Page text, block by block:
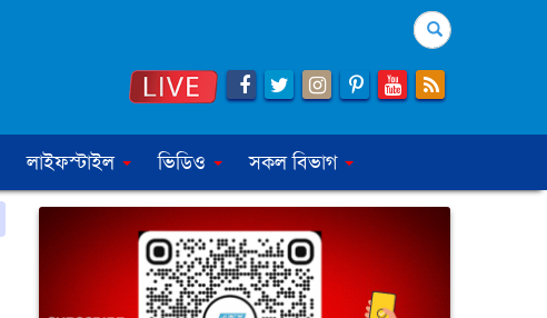
Search
লাইফস্টাইল ভিডিও সকল বিভাগ